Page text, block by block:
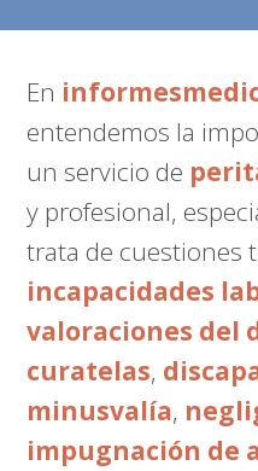
En
entendemos la
un servicio de
y profesional,
trata de cuestiones
incapacidades
valoraciones del
curatelas,
minusvalía,
impugnación de